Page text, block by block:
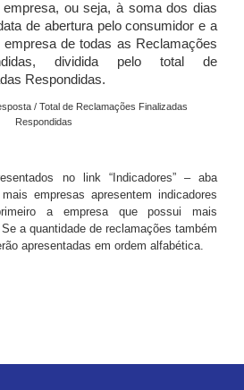
ou seja, à soma dos dias
de abertura pelo consumidor e a
de todas as Reclamações
dividida pelo total de
Respondidas.
/ Total de Reclamações Finalizadas
Respondidas
no link “Indicadores” – aba
empresas apresentem indicadores
a empresa que possui mais
a quantidade de reclamações também
apresentadas em ordem alfabética.